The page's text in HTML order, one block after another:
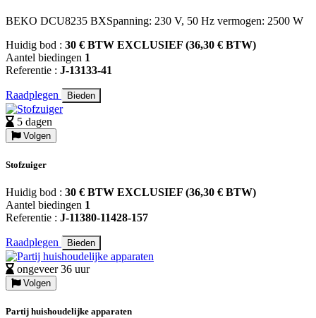
BEKO DCU8235 BXSpanning: 230 V, 50 Hz vermogen: 2500 W
Huidig bod : 30 € BTW EXCLUSIEF (36,30 € BTW)
Aantel biedingen 1
Referentie : J-13133-41
Raadplegen Bieden
5 dagen
Volgen
Stofzuiger
Huidig bod : 30 € BTW EXCLUSIEF (36,30 € BTW)
Aantel biedingen 1
Referentie : J-11380-11428-157
Raadplegen Bieden
ongeveer 36 uur
Volgen
Partij huishoudelijke apparaten